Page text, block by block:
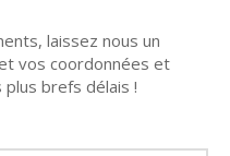
laissez nous un
vos coordonnées et
brefs délais !